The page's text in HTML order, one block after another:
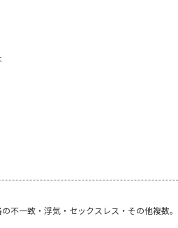
不一致・浮気・セックスレス・その他複